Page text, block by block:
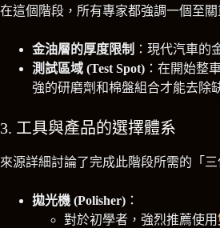
在這個階段，所有專家都強調一個至關
金油層的厚度限制 ：現代汽車的
測試區域 (Test Spot) ：在開始整
強的研磨劑和棉盤組合才能去除
3. 工具與產品的選擇體系
來源詳細討論了完成此階段所需的「
拋光機 (Polisher) ：
對於初學者，強烈推薦使用